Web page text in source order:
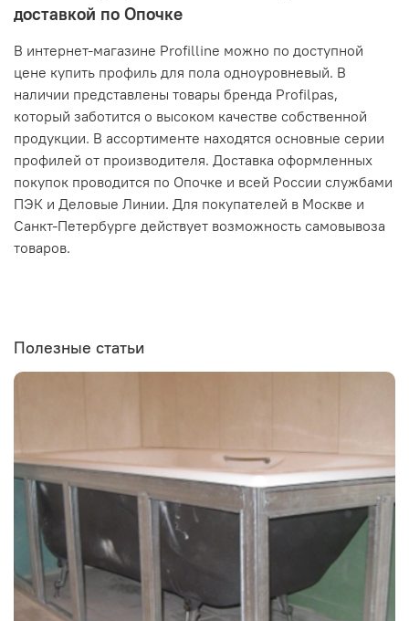
доставкой по Опочке
В интернет-магазине Profilline можно по доступной
цене купить профиль для пола одноуровневый. В
наличии представлены товары бренда Profilpas,
который заботится о высоком качестве собственной
продукции. В ассортименте находятся основные серии
профилей от производителя. Доставка оформленных
покупок проводится по Опочке и всей России службами
ПЭК и Деловые Линии. Для покупателей в Москве и
Санкт-Петербурге действует возможность самовывоза
товаров.
Полезные статьи